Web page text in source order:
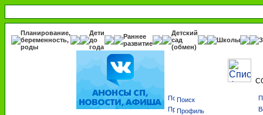
Планирование,
беременность,
роды
Дети
до
года
Раннее
развитие
Детский
сад
(обмен)
Школы
Поиск
Профиль